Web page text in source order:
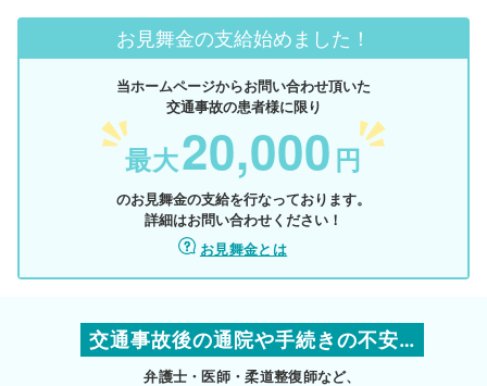
お見舞金の支給始めました！
当ホームページからお問い合わせ頂いた
交通事故の患者様に限り
最大20,000 円
のお見舞金の支給を行なっております。
詳細はお問い合わせください！
お見舞金とは
交通事故後の通院や手続きの不安…
弁護士・医師・柔道整復師など、